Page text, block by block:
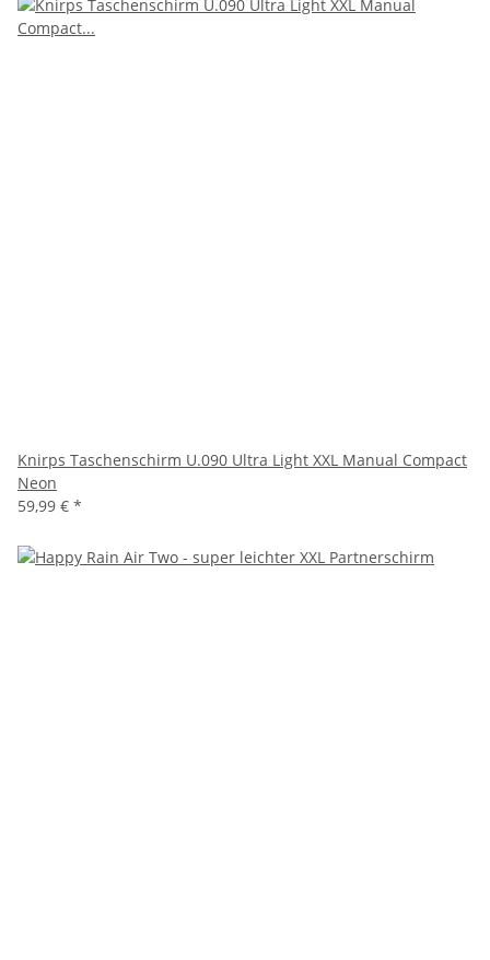
Knirps Taschenschirm U.090 Ultra Light XXL Manual Compact
Neon
59,99 € *